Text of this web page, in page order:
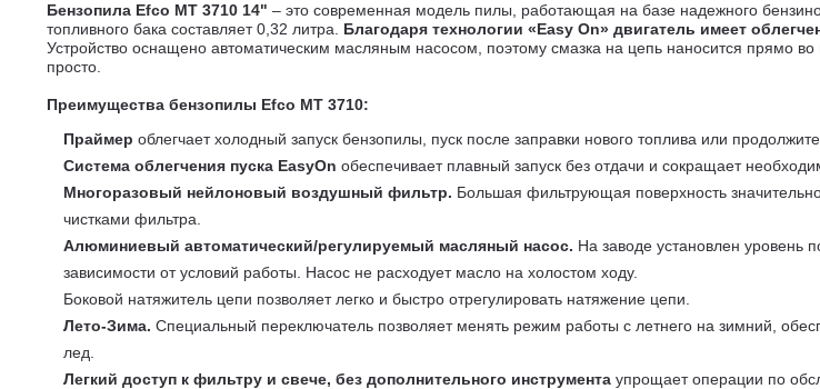
Бензопила Efco MT 3710 14" – это современная модель пилы, работающая на базе надежного
топливного бака составляет 0,32 литра. Благодаря технологии «Easy On» двигатель имеет
Устройство оснащено автоматическим масляным насосом, поэтому смазка на цепь наносится прямо
просто.
Преимущества бензопилы Efco MT 3710:
Праймер облегчает холодный запуск бензопилы, пуск после заправки нового топлива или
Система облегчения пуска EasyOn обеспечивает плавный запуск без отдачи и сокращает
Многоразовый нейлоновый воздушный фильтр. Большая фильтрующая поверхность
чистками фильтра.
Алюминиевый автоматический/регулируемый масляный насос. На заводе установлен уровень
зависимости от условий работы. Насос не расходует масло на холостом ходу.
Боковой натяжитель цепи позволяет легко и быстро отрегулировать натяжение цепи.
Лето-Зима. Специальный переключатель позволяет менять режим работы с летнего на зимний,
лед.
Легкий доступ к фильтру и свече, без дополнительного инструмента упрощает операции по